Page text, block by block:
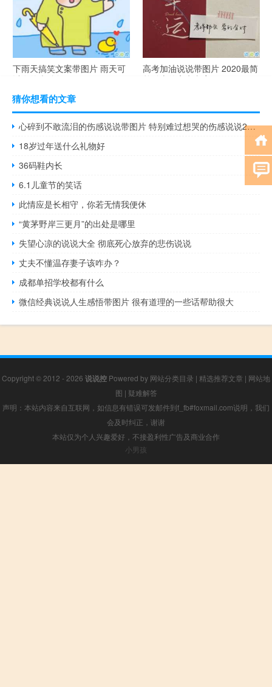
下雨天搞笑文案带图片 雨天可
以发的幽默句子
高考加油说说带图片 2020最简
单励志的高考文案
猜你想看的文章
心碎到不敢流泪的伤感说说带图片 特别难过想哭的伤感说说2018
18岁过年送什么礼物好
36码鞋内长
6.1儿童节的笑话
此情应是长相守，你若无情我便休
“黄茅野岸三更月”的出处是哪里
失望心凉的说说大全 彻底死心放弃的悲伤说说
丈夫不懂温存妻子该咋办？
成都单招学校都有什么
微信经典说说人生感悟带图片 很有道理的一些话帮助很大
Copyright © 2012 - 2026 说说控 Powered by 网站分类目录 | 精选推荐文章 | 网站地
图 | 疑难解答
声明：本站内容来自互联网，如信息有错误可发邮件到f_fb#foxmail.com说明，我们
会及时纠正，谢谢
本站仅为个人兴趣爱好，不接盈利性广告及商业合作
小男孩